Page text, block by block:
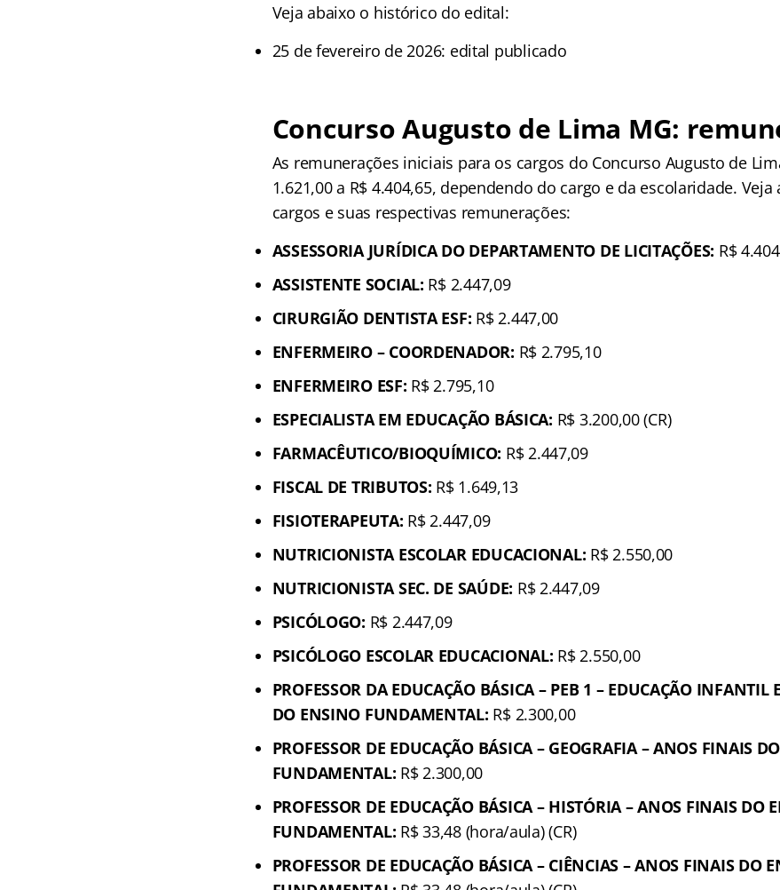
Veja abaixo o histórico do edital:
25 de fevereiro de 2026: edital publicado
Concurso Augusto de Lima MG:
As remunerações iniciais para os cargos do Concurso Augusto de
1.621,00 a R$ 4.404,65, dependendo do cargo e da escolaridade.
cargos e suas respectivas remunerações:
ASSESSORIA JURÍDICA DO DEPARTAMENTO DE LICITAÇÕES: R$
ASSISTENTE SOCIAL: R$ 2.447,09
CIRURGIÃO DENTISTA ESF: R$ 2.447,00
ENFERMEIRO – COORDENADOR: R$ 2.795,10
ENFERMEIRO ESF: R$ 2.795,10
ESPECIALISTA EM EDUCAÇÃO BÁSICA: R$ 3.200,00 (CR)
FARMACÊUTICO/BIOQUÍMICO: R$ 2.447,09
FISCAL DE TRIBUTOS: R$ 1.649,13
FISIOTERAPEUTA: R$ 2.447,09
NUTRICIONISTA ESCOLAR EDUCACIONAL: R$ 2.550,00
NUTRICIONISTA SEC. DE SAÚDE: R$ 2.447,09
PSICÓLOGO: R$ 2.447,09
PSICÓLOGO ESCOLAR EDUCACIONAL: R$ 2.550,00
PROFESSOR DA EDUCAÇÃO BÁSICA – PEB 1 – EDUCAÇÃO INFANTIL
DO ENSINO FUNDAMENTAL: R$ 2.300,00
PROFESSOR DE EDUCAÇÃO BÁSICA – GEOGRAFIA – ANOS FINAIS
FUNDAMENTAL: R$ 2.300,00
PROFESSOR DE EDUCAÇÃO BÁSICA – HISTÓRIA – ANOS FINAIS DO
FUNDAMENTAL: R$ 33,48 (hora/aula) (CR)
PROFESSOR DE EDUCAÇÃO BÁSICA – CIÊNCIAS – ANOS FINAIS DO